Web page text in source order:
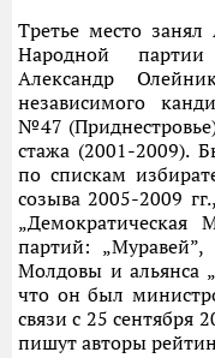
Третье место занял
Народной
Александр
независимого
№47
стажа (2001-2009).
по спискам
созыва 2005-2009
„Демократическая
партий: „Муравей”,
Молдовы и альянса
что он был
связи с 25 сентября
пишут авторы